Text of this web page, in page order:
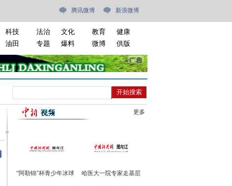
腾讯微博 新浪微博
科技
油田
法治
文化
专题
爆料
教育
健康
微博
供版
更多
“阿勒锦”杯青少年冰球
哈医大一院专家走基层